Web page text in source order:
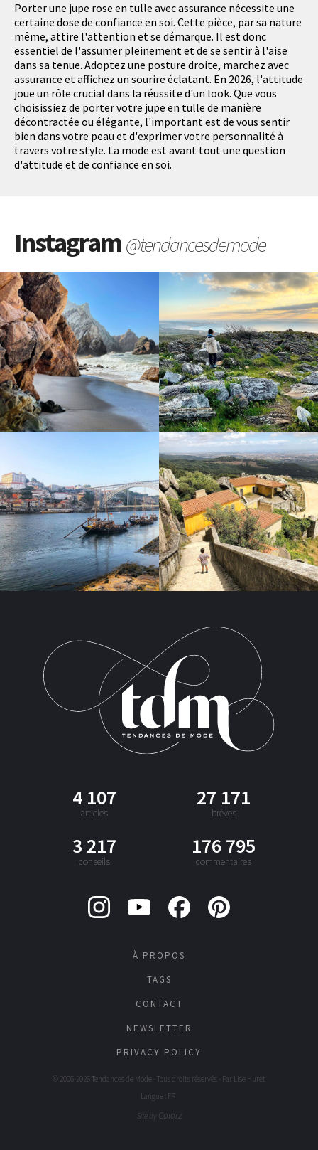
Porter une jupe rose en tulle avec assurance nécessite une
certaine dose de confiance en soi. Cette pièce, par sa nature
même, attire l'attention et se démarque. Il est donc
essentiel de l'assumer pleinement et de se sentir à l'aise
dans sa tenue. Adoptez une posture droite, marchez avec
assurance et affichez un sourire éclatant. En 2026, l'attitude
joue un rôle crucial dans la réussite d'un look. Que vous
choisissiez de porter votre jupe en tulle de manière
décontractée ou élégante, l'important est de vous sentir
bien dans votre peau et d'exprimer votre personnalité à
travers votre style. La mode est avant tout une question
d'attitude et de confiance en soi.
Instagram@tendancesdemode
4 107
articles
27 171
brèves
3 217
conseils
176 795
commentaires
À PROPOS
TAGS
CONTACT
NEWSLETTER
PRIVACY POLICY
© 2006-2026 Tendances de Mode - Tous droits réservés - Par Lise Huret
Langue : FR
Site by Colorz